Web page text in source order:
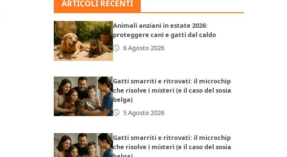
ARTICOLI RECENTI
Animali anziani in estate 2026:
proteggere cani e gatti dal caldo
6 Agosto 2026
Gatti smarriti e ritrovati: il microchip
che risolve i misteri (e il caso del sosia
belga)
5 Agosto 2026
Gatti smarriti e ritrovati: il microchip
che risolve i misteri (e il caso del sosia